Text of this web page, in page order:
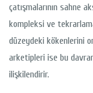
çatışmalarının sahne
kompleksi ve
düzeydeki kökenlerini
arketipleri ise bu
ilişkilendirir.